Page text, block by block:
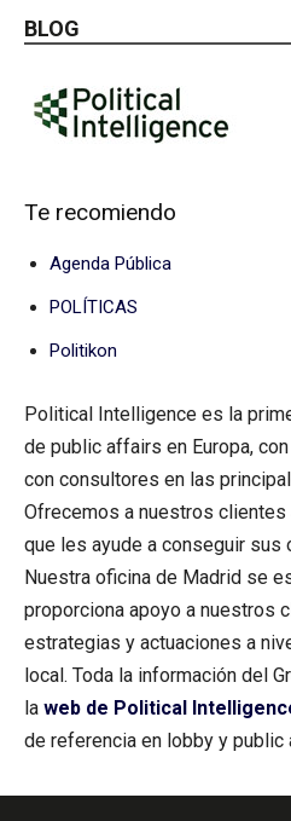
BLOG
Te recomiendo
Agenda Pública
POLÍTICAS
Politikon
Political Intelligence es la
de public affairs en Europa,
con consultores en las
Ofrecemos a nuestros
que les ayude a conseguir sus
Nuestra oficina de Madrid se
proporciona apoyo a nuestros
estrategias y actuaciones a
local. Toda la información del
la web de Political
de referencia en lobby y public